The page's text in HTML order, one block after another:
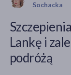
Sochacka
Lankę i
podróżą